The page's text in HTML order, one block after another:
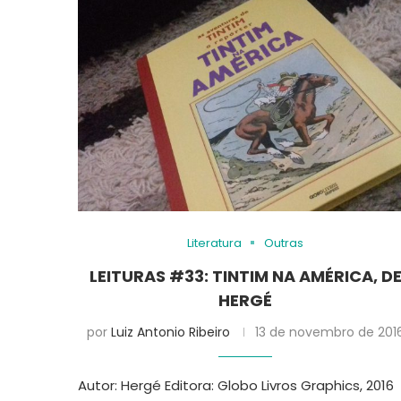
Literatura Outras
LEITURAS #33: TINTIM NA AMÉRICA, DE
HERGÉ
por Luiz Antonio Ribeiro 13 de novembro de
Autor: Hergé Editora: Globo Livros Graphics, 2016